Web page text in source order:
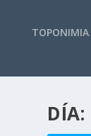
TOPONIMIA
DÍA: